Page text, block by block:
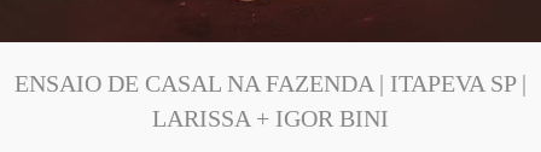
ENSAIO DE CASAL NA FAZENDA | ITAPEVA SP |
LARISSA + IGOR BINI